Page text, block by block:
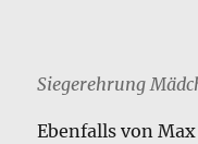
Siegerehrung
Ebenfalls von